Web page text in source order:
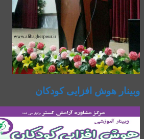
وبینار هوش افزایی کودکان